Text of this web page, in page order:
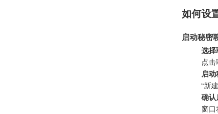
如何设
启动秘密
选择
点击
启动
“新
确认
窗口